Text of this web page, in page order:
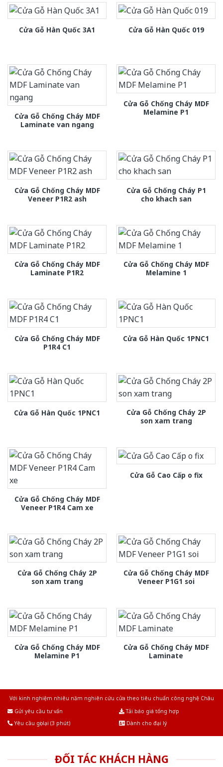
Cửa Gỗ Hàn Quốc 3A1 Cửa Gỗ Hàn Quốc 019
Cửa Gỗ Chống Cháy MDF
Laminate van ngang
Cửa Gỗ Chống Cháy MDF
Melamine P1
Cửa Gỗ Chống Cháy MDF
Veneer P1R2 ash
Cửa Gỗ Chống Cháy P1
cho khach san
Cửa Gỗ Chống Cháy MDF
Laminate P1R2
Cửa Gỗ Chống Cháy MDF
Melamine 1
Cửa Gỗ Chống Cháy MDF
P1R4 C1
Cửa Gỗ Hàn Quốc 1PNC1
Cửa Gỗ Hàn Quốc 1PNC1
Cửa Gỗ Chống Cháy 2P
son xam trang
Cửa Gỗ Chống Cháy MDF
Veneer P1R4 Cam xe
Cửa Gỗ Cao Cấp o fix
Cửa Gỗ Chống Cháy 2P
son xam trang
Cửa Gỗ Chống Cháy MDF
Veneer P1G1 soi
Cửa Gỗ Chống Cháy MDF
Melamine P1
Cửa Gỗ Chống Cháy MDF
Laminate
Với kinh nghiệm nhiêu năm nghiên cứu cửa theo tiêu chuẩn công nghệ Châu
Gửi yêu cầu tư vấn
Tải báo giá tổng hợp
Yêu cầu gọi lại (3 phút)
Dành cho đại lý
ĐỐI TÁC KHÁCH HÀNG